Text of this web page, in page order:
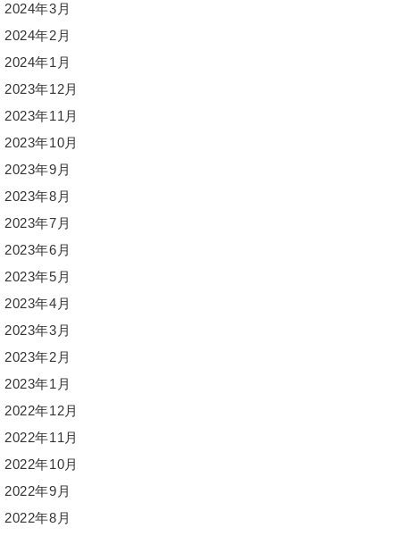
2024年3月
2024年2月
2024年1月
2023年12月
2023年11月
2023年10月
2023年9月
2023年8月
2023年7月
2023年6月
2023年5月
2023年4月
2023年3月
2023年2月
2023年1月
2022年12月
2022年11月
2022年10月
2022年9月
2022年8月